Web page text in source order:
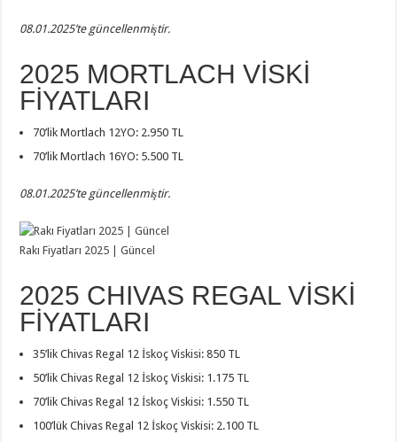
08.01.2025’te güncellenmiştir.
2025 MORTLACH VİSKİ
FİYATLARI
70’lik Mortlach 12YO: 2.950 TL
70’lik Mortlach 16YO: 5.500 TL
08.01.2025’te güncellenmiştir.
Rakı Fiyatları 2025 | Güncel
2025 CHIVAS REGAL VİSKİ
FİYATLARI
35’lik Chivas Regal 12 İskoç Viskisi: 850 TL
50’lik Chivas Regal 12 İskoç Viskisi: 1.175 TL
70’lik Chivas Regal 12 İskoç Viskisi: 1.550 TL
100’lük Chivas Regal 12 İskoç Viskisi: 2.100 TL